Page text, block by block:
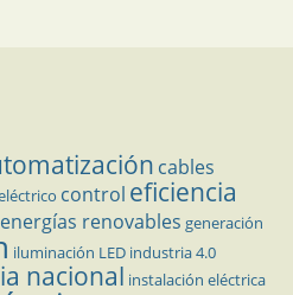
cables
control eficiencia
energías renovables generación
iluminación LED industria 4.0
nacional instalación eléctrica